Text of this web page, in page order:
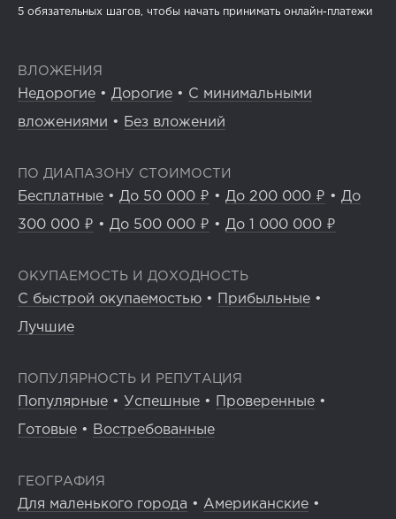
5 обязательных шагов, чтобы начать принимать онлайн-платежи
ВЛОЖЕНИЯ
Недорогие • Дорогие • С минимальными
вложениями • Без вложений
ПО ДИАПАЗОНУ СТОИМОСТИ
Бесплатные • До 50 000 ₽ • До 200 000 ₽ • До
300 000 ₽ • До 500 000 ₽ • До 1 000 000 ₽
ОКУПАЕМОСТЬ И ДОХОДНОСТЬ
С быстрой окупаемостью • Прибыльные •
Лучшие
ПОПУЛЯРНОСТЬ И РЕПУТАЦИЯ
Популярные • Успешные • Проверенные •
Готовые • Востребованные
ГЕОГРАФИЯ
Для маленького города • Американские •